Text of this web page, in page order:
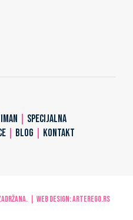
SPECIJALNA
BLOG KONTAKT
| Web design:ARTerEgo.rs